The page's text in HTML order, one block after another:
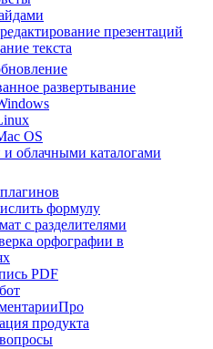
презентаций
текста
развертывание
OS
и облачными каталогами
формулу
с разделителями
орфографии в
PDF
продукта